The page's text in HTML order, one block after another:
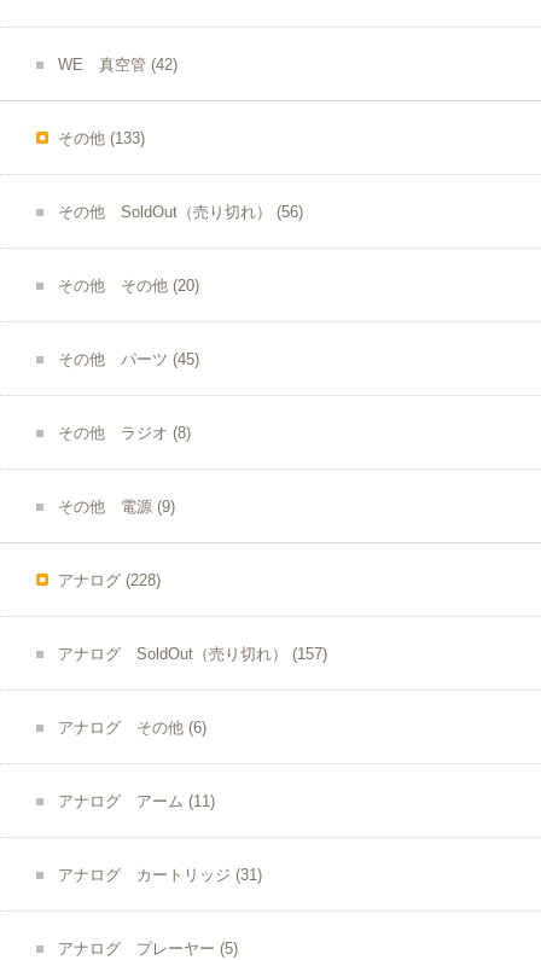
WE 真空管 (42)
その他 (133)
その他 SoldOut（売り切れ） (56)
その他 その他 (20)
その他 パーツ (45)
その他 ラジオ (8)
その他 電源 (9)
アナログ (228)
アナログ SoldOut（売り切れ） (157)
アナログ その他 (6)
アナログ アーム (11)
アナログ カートリッジ (31)
アナログ プレーヤー (5)